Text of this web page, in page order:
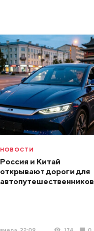
НОВОСТИ
Россия и Китай
открывают дороги для
автопутешественников
вчера, 22:09 174 0